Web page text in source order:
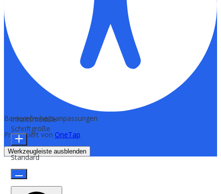
Barrierefreiheitsanpassungen
Präsentiert von OneTap
Werkzeugleiste ausblenden
Inhaltsmodule
Schriftgröße
Standard